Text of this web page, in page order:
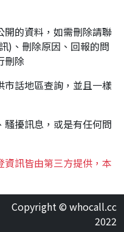
開的資料，如需刪除請聯
)、刪除原因、回報的問
刪除
話地區查詢，並且一樣
擾訊息，或是有任何問
訊皆由第三方提供，本
Copyright © whocall.cc
2022